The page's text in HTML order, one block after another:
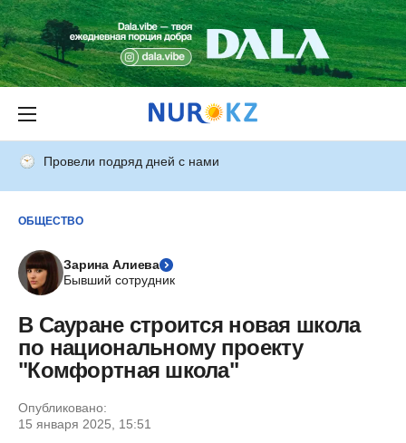
Провели подряд дней с нами
ОБЩЕСТВО
Зарина Алиева
Бывший сотрудник
В Сауране строится новая школа
по национальному проекту
"Комфортная школа"
Опубликовано:
15 января 2025, 15:51